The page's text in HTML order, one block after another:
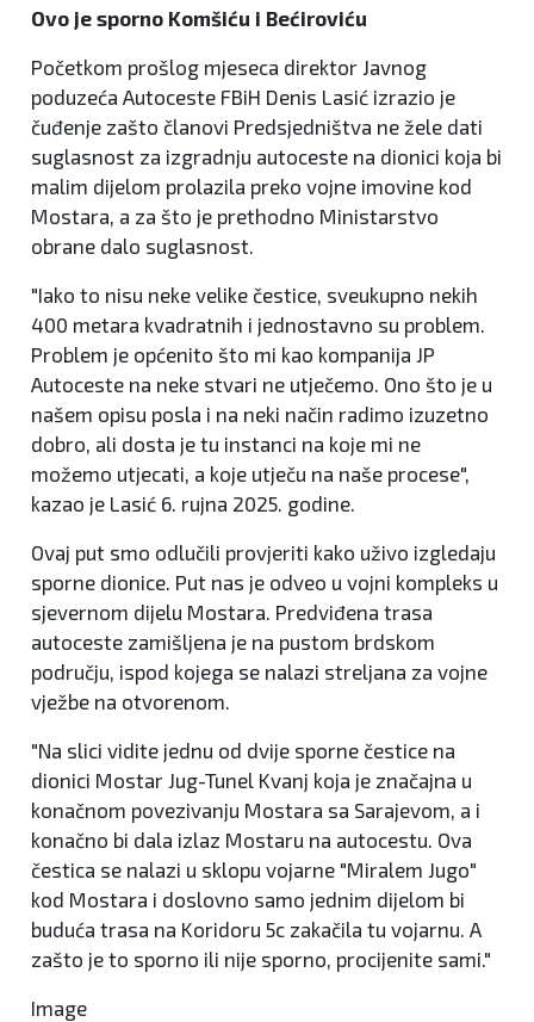
Ovo je sporno Komšiću i Bećiroviću
Početkom prošlog mjeseca direktor Javnog
poduzeća Autoceste FBiH Denis Lasić izrazio je
čuđenje zašto članovi Predsjedništva ne žele dati
suglasnost za izgradnju autoceste na dionici koja bi
malim dijelom prolazila preko vojne imovine kod
Mostara, a za što je prethodno Ministarstvo
obrane dalo suglasnost.
"Iako to nisu neke velike čestice, sveukupno nekih
400 metara kvadratnih i jednostavno su problem.
Problem je općenito što mi kao kompanija JP
Autoceste na neke stvari ne utječemo. Ono što je u
našem opisu posla i na neki način radimo izuzetno
dobro, ali dosta je tu instanci na koje mi ne
možemo utjecati, a koje utječu na naše procese",
kazao je Lasić 6. rujna 2025. godine.
Ovaj put smo odlučili provjeriti kako uživo izgledaju
sporne dionice. Put nas je odveo u vojni kompleks u
sjevernom dijelu Mostara. Predviđena trasa
autoceste zamišljena je na pustom brdskom
području, ispod kojega se nalazi streljana za vojne
vježbe na otvorenom.
"Na slici vidite jednu od dvije sporne čestice na
dionici Mostar Jug-Tunel Kvanj koja je značajna u
konačnom povezivanju Mostara sa Sarajevom, a i
konačno bi dala izlaz Mostaru na autocestu. Ova
čestica se nalazi u sklopu vojarne "Miralem Jugo"
kod Mostara i doslovno samo jednim dijelom bi
buduća trasa na Koridoru 5c zakačila tu vojarnu. A
zašto je to sporno ili nije sporno, procijenite sami."
Image